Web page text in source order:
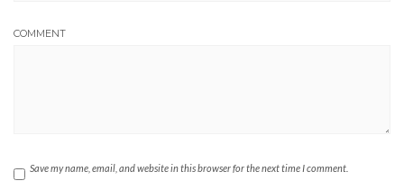
COMMENT
Save my name, email, and website in this browser for the next time I comment.